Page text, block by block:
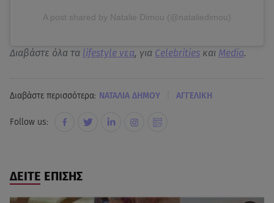
A post shared by Natalie Dimou (@nataliedimou)
Διαβάστε όλα τα lifestyle νεα, για Celebrities και Media.
Διαβάστε περισσότερα: ΝΑΤΑΛΙΑ ΔΗΜΟΥ AΓΓΕΛΙΚΗ
Follow us:
ΔΕΙΤΕ ΕΠΙΣΗΣ